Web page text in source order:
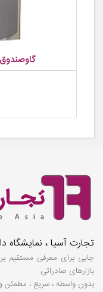
تجارت آسیا ، نمایشگاه
جایی برای معرفی مستقیم
بازارهای صادراتی
بدون واسطه ، سریع ، مطمئن